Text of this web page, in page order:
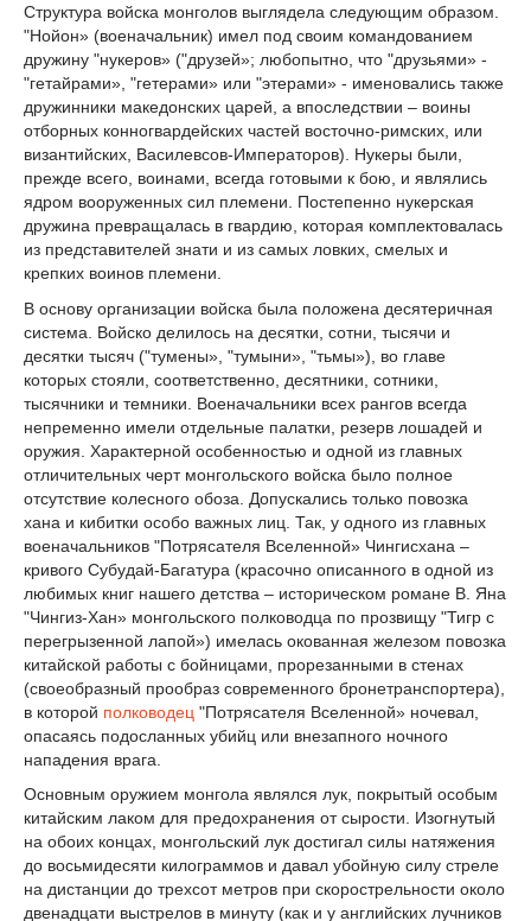
Структура войска монголов выглядела следующим образом.
"Нойон» (военачальник) имел под своим командованием
дружину "нукеров» ("друзей»; любопытно, что "друзьями» -
"гетайрами», "гетерами» или "этерами» - именовались также
дружинники македонских царей, а впоследствии – воины
отборных конногвардейских частей восточно-римских, или
византийских, Василевсов-Императоров). Нукеры были,
прежде всего, воинами, всегда готовыми к бою, и являлись
ядром вооруженных сил племени. Постепенно нукерская
дружина превращалась в гвардию, которая комплектовалась
из представителей знати и из самых ловких, смелых и
крепких воинов племени.
В основу организации войска была положена десятеричная
система. Войско делилось на десятки, сотни, тысячи и
десятки тысяч ("тумены», "тумыни», "тьмы»), во главе
которых стояли, соответственно, десятники, сотники,
тысячники и темники. Военачальники всех рангов всегда
непременно имели отдельные палатки, резерв лошадей и
оружия. Характерной особенностью и одной из главных
отличительных черт монгольского войска было полное
отсутствие колесного обоза. Допускались только повозка
хана и кибитки особо важных лиц. Так, у одного из главных
военачальников "Потрясателя Вселенной» Чингисхана –
кривого Субудай-Багатура (красочно описанного в одной из
любимых книг нашего детства – историческом романе В. Яна
"Чингиз-Хан» монгольского полководца по прозвищу "Тигр с
перегрызенной лапой») имелась окованная железом повозка
китайской работы с бойницами, прорезанными в стенах
(своеобразный прообраз современного бронетранспортера),
в которой полководец "Потрясателя Вселенной» ночевал,
опасаясь подосланных убийц или внезапного ночного
нападения врага.
Основным оружием монгола являлся лук, покрытый особым
китайским лаком для предохранения от сырости. Изогнутый
на обоих концах, монгольский лук достигал силы натяжения
до восьмидесяти килограммов и давал убойную силу стреле
на дистанции до трехсот метров при скорострельности около
двенадцати выстрелов в минуту (как и у английских лучников